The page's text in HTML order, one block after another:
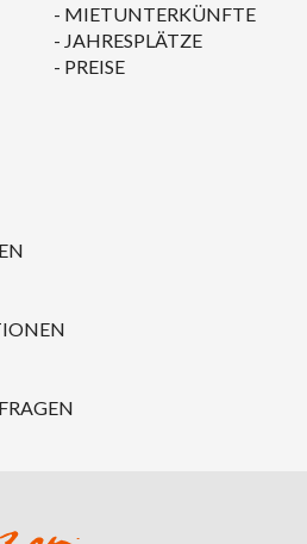
MIETUNTERKÜNFTE
JAHRESPLÄTZE
PREISE